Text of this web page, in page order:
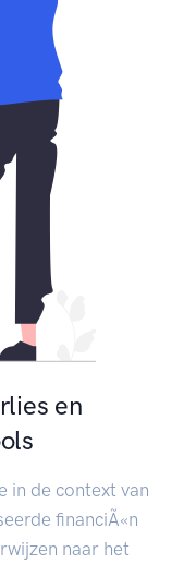
en
in de context van
financiÃ«n
naar het